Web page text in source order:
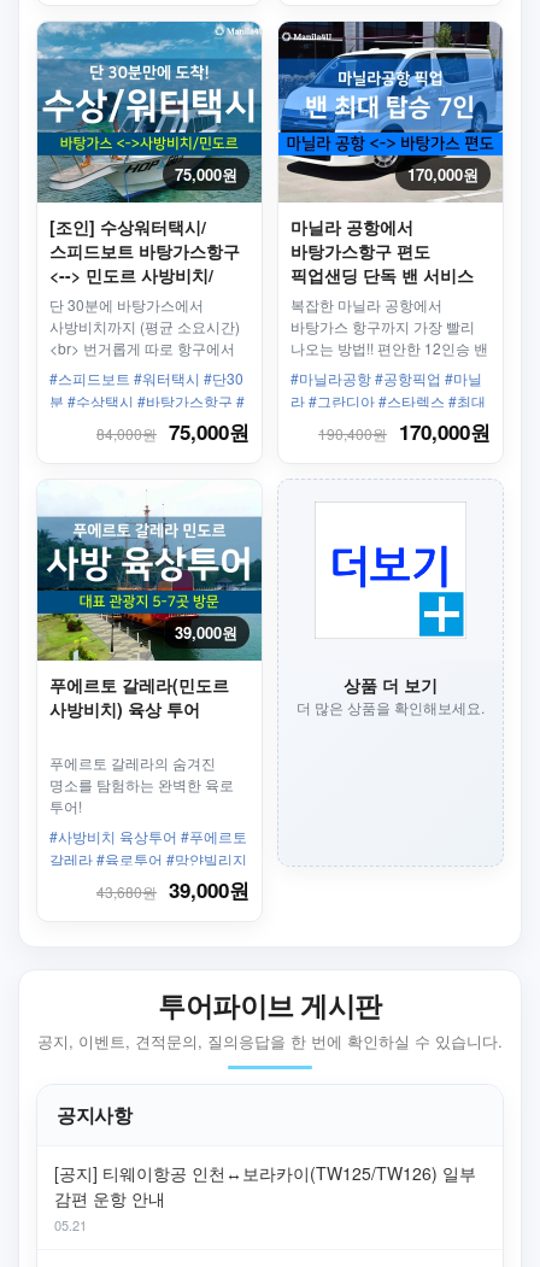
동행하며 맞춤형 안내 제공
여행 #에코투어리즘 #보트투어
#단독체험 #스노클링어드벤처
#바다체험 #모험여행
75,000원
[조인] 수상워터택시/
스피드보트 바탕가스항구
<--> 민도르 사방비치/
푸에르토갈레라
단 30분에 바탕가스에서
사방비치까지 (평균 소요시간)
<br> 번거롭게 따로 항구에서
사방비치까지 갈 필요
없습니다. 사방비치 항구 앞에
바로 하차!
#스피드보트 #워터택시 #단30
분 #수상택시 #바탕가스항구 #
버베라베항구 #사방비치가는법
84,000원 75,000원
170,000원
마닐라 공항에서
바탕가스항구 편도
픽업샌딩 단독 밴 서비스
(최대 7인) + 기사
복잡한 마닐라 공항에서
바탕가스 항구까지 가장 빨리
나오는 방법!! 편안한 12인승 밴
차량으로 공항에서 호텔까지
안전하게 도착하세요!
#마닐라공항 #공항픽업 #마닐
라 #그란디아 #스타렉스 #최대
190,400원 170,000원
39,000원
푸에르토 갈레라(민도르
사방비치) 육상 투어
푸에르토 갈레라의 숨겨진
명소를 탐험하는 완벽한 육로
투어!
#사방비치 육상투어 #푸에르토
갈레라 #육로투어 #망얀빌리지
#타마라오폭포 #피크닉식사
43,680원 39,000원
상품 더 보기
더 많은 상품을 확인해보세요.
투어파이브 게시판
공지, 이벤트, 견적문의, 질의응답을 한 번에 확인하실 수 있습니다.
공지사항
[공지] 티웨이항공 인천↔보라카이(TW125/TW126) 일부
감편 운항 안내
05.21